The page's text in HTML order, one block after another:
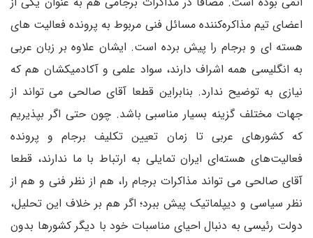
اعضای تیم مذاکره‌کننده مسائل فنی مربوط به پرونده فعالیت های
هسته ای و برجام را پیش برده است. ایشان علاوه بر زبان عربی
به انگلیسی همه اشراف دارند، سواد علمی و آکادمیکشان هم که
نیازی به توضیح ندارد. بنابراین قطعا آقای صالحی می تواند از
جهات مختلف گزینه بسیار مناسبی باشد. چون حتی اگر بپذیریم
که کشورهای عربی تا زمان تعیین تکلیف برجام و پرونده
فعالیت‌های هسته‌ای ایران تمایلی به ارتباط با ما ندارند، قطعا
آقای صالحی می تواند مذاکرات برجام را، هم از نظر فنی و هم از
نظر سیاسی و دیپلماتیک پیش ببرد؛ اگر هم بر خلاف این تحلیل،
دولت رئیسی به دنبال احیای مناسبات خود با دیگر کشورها بدون